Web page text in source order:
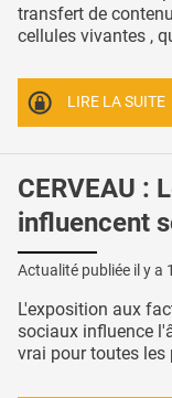
transfert de
cellules vivantes ,
LIRE LA SUITE
CERVEAU :
influencent
Actualité publiée il y a
L'exposition aux
sociaux influence
vrai pour toutes les